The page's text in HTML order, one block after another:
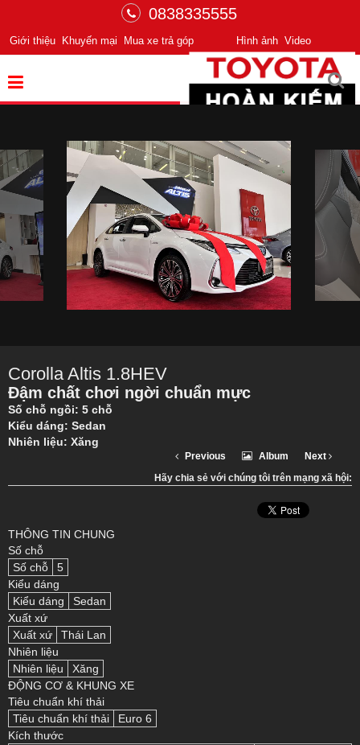
0838335555
Hình ảnh Video
Giới thiệu Khuyến mại Mua xe trả góp
Corolla Altis 1.8HEV
Đậm chất chơi ngời chuẩn mực
Số chỗ ngồi: 5 chỗ
Kiểu dáng: Sedan
Nhiên liệu: Xăng
Previous Album
Next
Hãy chia sẻ với chúng tôi trên mạng xã hội:
THÔNG TIN CHUNG
Số chỗ
Số chỗ
5
Kiểu dáng
Kiểu dáng
Sedan
Xuất xứ
Xuất xứ
Thái Lan
Nhiên liệu
Nhiên liệu
Xăng
ĐỘNG CƠ & KHUNG XE
Tiêu chuẩn khí thải
Tiêu chuẩn khí thải
Euro 6
Kích thước